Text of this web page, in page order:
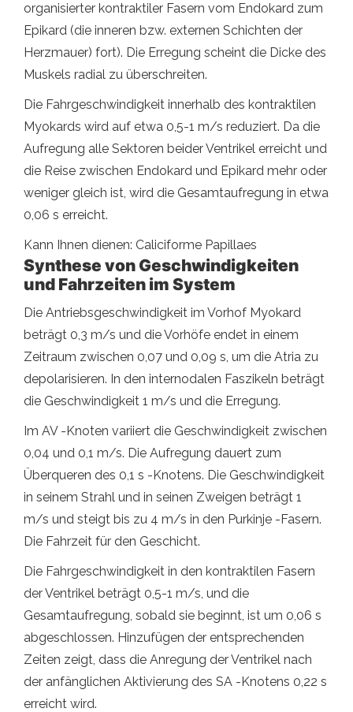
organisierter kontraktiler Fasern vom Endokard zum
Epikard (die inneren bzw. externen Schichten der
Herzmauer) fort). Die Erregung scheint die Dicke des
Muskels radial zu überschreiten.
Die Fahrgeschwindigkeit innerhalb des kontraktilen
Myokards wird auf etwa 0,5-1 m/s reduziert. Da die
Aufregung alle Sektoren beider Ventrikel erreicht und
die Reise zwischen Endokard und Epikard mehr oder
weniger gleich ist, wird die Gesamtaufregung in etwa
0,06 s erreicht.
Kann Ihnen dienen: Caliciforme Papillaes
Synthese von Geschwindigkeiten
und Fahrzeiten im System
Die Antriebsgeschwindigkeit im Vorhof Myokard
beträgt 0,3 m/s und die Vorhöfe endet in einem
Zeitraum zwischen 0,07 und 0,09 s, um die Atria zu
depolarisieren. In den internodalen Faszikeln beträgt
die Geschwindigkeit 1 m/s und die Erregung.
Im AV -Knoten variiert die Geschwindigkeit zwischen
0,04 und 0,1 m/s. Die Aufregung dauert zum
Überqueren des 0,1 s -Knotens. Die Geschwindigkeit
in seinem Strahl und in seinen Zweigen beträgt 1
m/s und steigt bis zu 4 m/s in den Purkinje -Fasern.
Die Fahrzeit für den Geschicht.
Die Fahrgeschwindigkeit in den kontraktilen Fasern
der Ventrikel beträgt 0,5-1 m/s, und die
Gesamtaufregung, sobald sie beginnt, ist um 0,06 s
abgeschlossen. Hinzufügen der entsprechenden
Zeiten zeigt, dass die Anregung der Ventrikel nach
der anfänglichen Aktivierung des SA -Knotens 0,22 s
erreicht wird.